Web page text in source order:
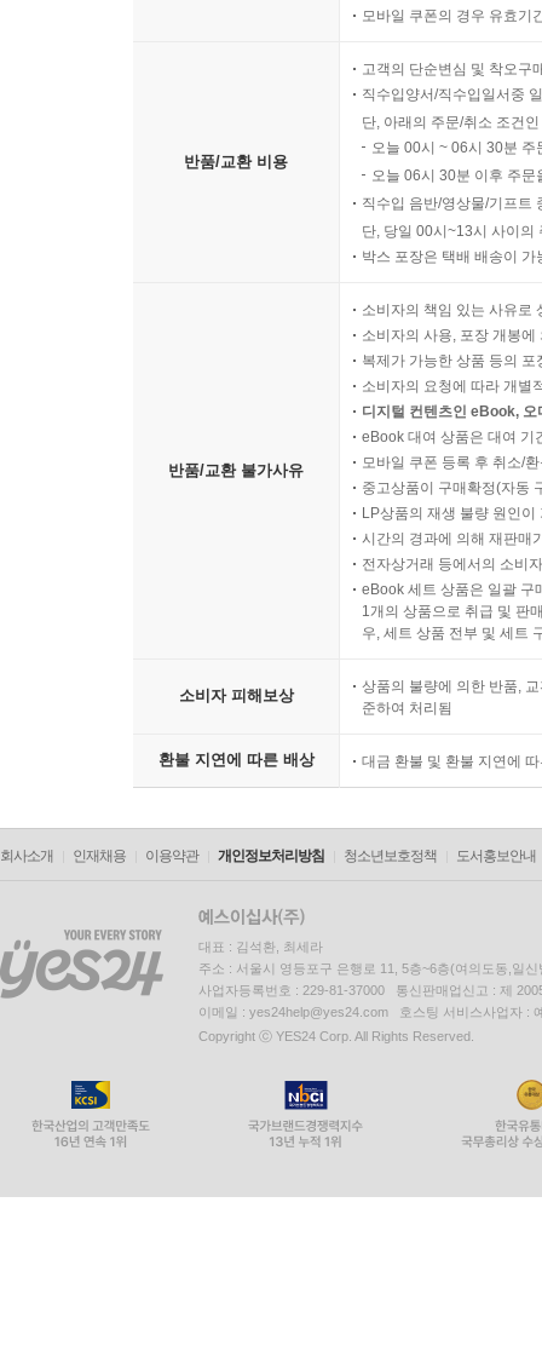
모바일 쿠폰의 경우 유효기
반품/교환 비용
고객의 단순변심 및 착오구
직수입양서/직수입일서중
단, 아래의 주문/취소 조건
오늘 00시 ~ 06시 30분
오늘 06시 30분 이후 주
직수입 음반/영상물/기프트
단, 당일 00시~13시 사이의
박스 포장은 택배 배송이
반품/교환 불가사유
소비자의 책임 있는 사유로
소비자의 사용, 포장 개봉
복제가 가능한 상품 등의
소비자의 요청에 따라 개별
디지털 컨텐츠인 eBook,
eBook 대여 상품은 대여 기
모바일 쿠폰 등록 후 취소/
중고상품이 구매확정(자동
LP상품의 재생 불량 원인
시간의 경과에 의해 재판매
전자상거래 등에서의 소비
eBook 세트 상품은 일괄 구
1개의 상품으로 취급 및 판
우, 세트 상품 전부 및 세트
소비자 피해보상
상품의 불량에 의한 반품,
준하여 처리됨
환불 지연에 따른 배상 대금 환불 및 환불 지연에
회사소개 인재채용 이용약관 개인정보처리방침 청소년보호정책 도서홍보안내
대표 : 김석환, 최세라
주소 : 서울시 영등포구 은행로 11, 5층~6층(여의도동,일신
사업자등록번호 : 229-81-37000 통신판매업신고 : 제
이메일 : yes24help@yes24.com 호스팅 서비스사업자 :
Copyright ⓒ YES24 Corp. All Rights Reserved.